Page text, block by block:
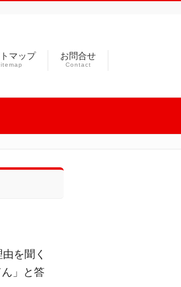
マップ お問合せ
Contact
を聞く
」と答